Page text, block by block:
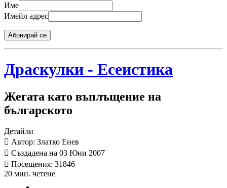
Име
Имейл адрес
Абонирай се
Драскулки - Есеистика
Жегата като въплъщение на
българското
Детайли
Автор: Златко Енев
Създадена на 03 Юни 2007
Посещения: 31846
20 мин. четене